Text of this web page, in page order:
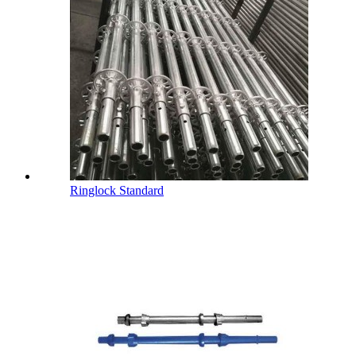
Ringlock Standard